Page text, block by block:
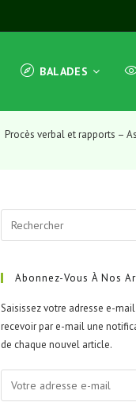
BALADES
Procès verbal et rapports –
Abonnez-Vous À Nos
Saisissez votre adresse e-
recevoir par e-mail une
de chaque nouvel article.
Votre
adresse